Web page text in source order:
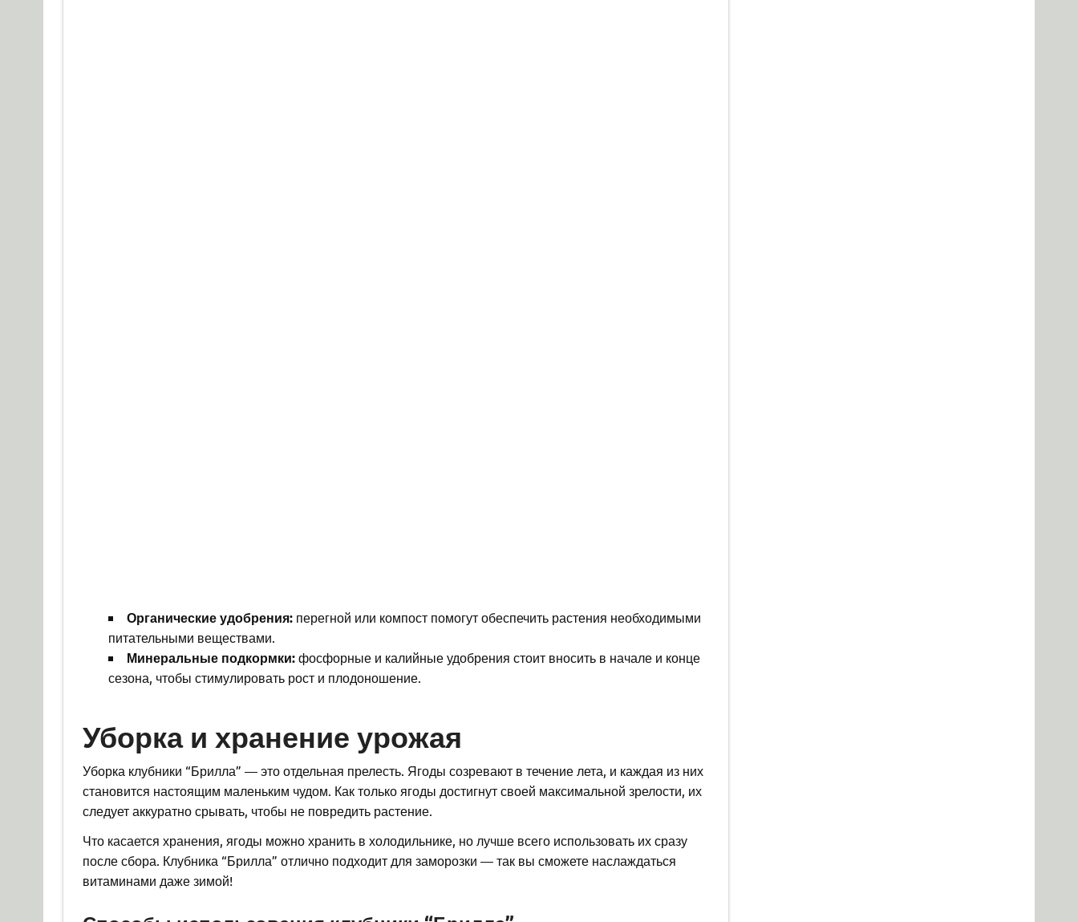
Органические удобрения:перегной или компост помогут обеспечить растения необходимыми
питательными веществами.
Минеральные подкормки:фосфорные и калийные удобрения стоит вносить в начале и конце
сезона, чтобы стимулировать рост и плодоношение.
Уборка и хранение урожая
Уборка клубники “Брилла” — это отдельная прелесть. Ягоды созревают в течение лета, и каждая из них
становится настоящим маленьким чудом. Как только ягоды достигнут своей максимальной зрелости, их
следует аккуратно срывать, чтобы не повредить растение.
Что касается хранения, ягоды можно хранить в холодильнике, но лучше всего использовать их сразу
после сбора. Клубника “Брилла” отлично подходит для заморозки — так вы сможете наслаждаться
витаминами даже зимой!